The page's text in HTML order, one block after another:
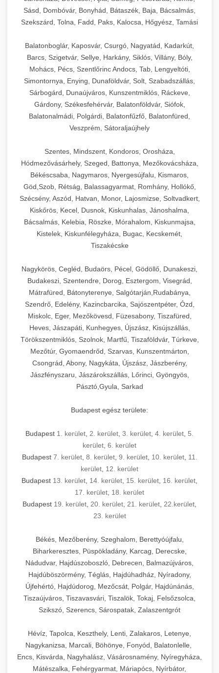
Sásd, Dombóvár, Bonyhád, Bátaszék, Baja, Bácsalmás,
Szekszárd, Tolna, Fadd, Paks, Kalocsa, Hőgyész, Tamási
Balatonboglár, Kaposvár, Csurgó, Nagyatád, Kadarkút,
Barcs, Szigetvár, Sellye, Harkány, Siklós, Villány, Bóly,
Mohács, Pécs, Szentlőrinc Andocs, Tab, Lengyeltóti,
Simontornya, Enying, Dunaföldvár, Solt, Szabadszállás,
Sárbogárd, Dunaújváros, Kunszentmiklós, Ráckeve,
Gárdony, Székesfehérvár, Balatonföldvár, Siófok,
Balatonalmádi, Polgárdi, Balatonfűzfő, Balatonfüred,
Veszprém, Sátoraljaújhely
Szentes, Mindszent, Kondoros, Orosháza,
Hódmezővásárhely, Szeged, Battonya, Mezőkovácsháza,
Békéscsaba, Nagymaros, Nyergesújfalu, Kismaros,
Göd,Szob, Rétság, Balassagyarmat, Romhány, Hollókő,
Szécsény, Aszód, Hatvan, Monor, Lajosmizse, Soltvadkert,
Kiskőrös, Kecel, Dusnok, Kiskunhalas, Jánoshalma,
Bácsalmás, Kelebia, Röszke, Mórahalom, Kiskunmajsa,
Kistelek, Kiskunfélegyháza, Bugac, Kecskemét,
Tiszakécske
Nagykörös, Cegléd, Budaörs, Pécel, Gödöllő, Dunakeszi,
Budakeszi, Szentendre, Dorog, Esztergom, Visegrád,
Mátrafüred, Bátonyterenye, Salgótarján,Rudabánya,
Szendrő, Edelény, Kazincbarcika, Sajószentpéter, Ózd,
Miskolc, Eger, Mezőkövesd, Füzesabony, Tiszafüred,
Heves, Jászapáti, Kunhegyes, Újszász, Kisújszállás,
Törökszentmiklós, Szolnok, Martfű, Tiszaföldvár, Túrkeve,
Mezőtúr, Gyomaendrőd, Szarvas, Kunszentmárton,
Csongrád, Abony, Nagykáta, Újszász, Jászberény,
Jászfényszaru, Jászárokszállás, Lőrinci, Gyöngyös,
Pásztó,Gyula, Sarkad
Budapest egész területe:
Budapest 1. kerület 2. kerület 3. kerület 4. kerület 5.
kerület 6. kerület
Budapest 7. kerület, 8. kerület, 9. kerület, 10. kerület, 11.
kerület 12. kerület
Budapest 13. kerület 14. kerület 15. kerület 16. kerület
17. kerület 18. kerület
Budapest 19. kerület 20. kerület 21. kerület 22.kerület
23. kerület
Békés, Mezőberény, Szeghalom, Berettyóújfalu,
Biharkeresztes, Püspökladány, Karcag, Derecske,
Nádudvar, Hajdúszoboszló, Debrecen, Balmazújváros,
Hajdúböszörmény, Téglás, Hajdúhadház, Nyíradony,
Újfehértó, Hajdúdorog, Mezőcsát, Polgár, Hajdúnánás,
Tiszaújváros, Tiszavasvári, Tiszalök, Tokaj, Felsőzsolca,
Szikszó, Szerencs, Sárospatak, Zalaszentgrót
Hévíz, Tapolca, Keszthely, Lenti, Zalakaros, Letenye,
Nagykanizsa, Marcali, Böhönye, Fonyód, Balatonlelle,
Encs, Kisvárda, Nagyhalász, Vásárosnamény, Nyíregyháza,
Mátészalka, Fehérgyarmat, Máriapócs, Nyírbátor,